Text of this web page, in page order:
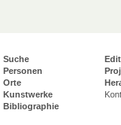
Suche
Personen
Orte
Kunstwerke
Bibliographie